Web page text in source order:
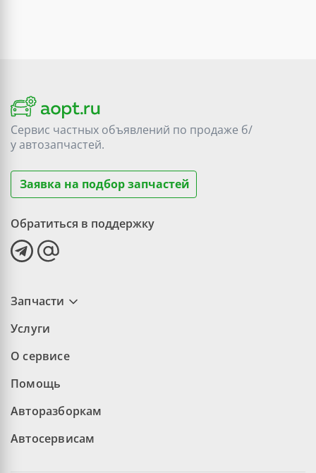
Сервис частных объявлений по продаже б/
уавтозапчастей.
Заявка на подбор запчастей
Обратиться в поддержку
Запчасти
Услуги
О сервисе
Помощь
Авторазборкам
Автосервисам